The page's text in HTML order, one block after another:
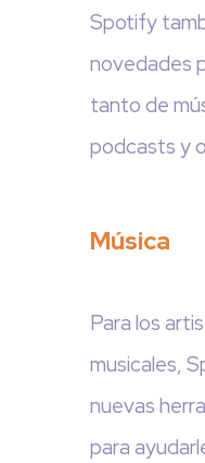
Spotify
novedades
tanto de
podcasts y
Música
Para los
musicales,
nuevas
para